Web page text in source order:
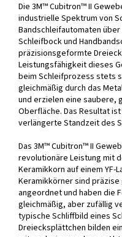
Die 3M™ Cubitron™ II
industrielle Spektrum von
Bandschleifautomaten
Schleifbock und
präzisionsgeformte
Leistungsfähigkeit dieses
beim Schleifprozess stets
gleichmäßig durch das
und erzielen eine saubere,
Oberfläche. Das Resultat
verlängerte Standzeit des
Das 3M™ Cubitron™ II
revolutionäre Leistung mit
Keramikkorn auf einem YF-
Keramikkörner sind
angeordnet und haben die
gleichmäßig, aber zufällig
typische Schliffbild eines
Dreiecksplättchen bilden